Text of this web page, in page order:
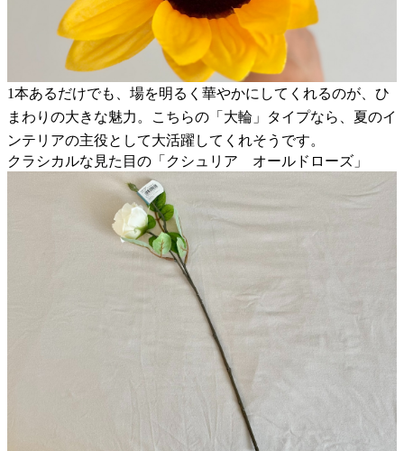
1本あるだけでも、場を明るく華やかにしてくれるのが、ひ
まわりの大きな魅力。こちらの「大輪」タイプなら、夏のイ
ンテリアの主役として大活躍してくれそうです。
クラシカルな見た目の「クシュリア オールドローズ」